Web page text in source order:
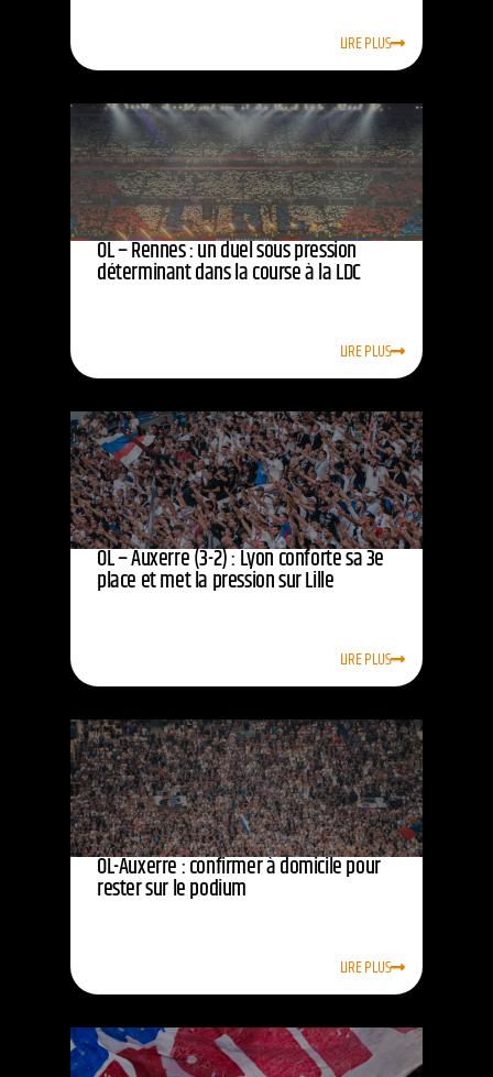
LIRE PLUS
OL – Rennes : un duel sous pression
déterminant dans la course à la LDC
LIRE PLUS
OL – Auxerre (3-2) : Lyon conforte sa 3e
place et met la pression sur Lille
LIRE PLUS
OL-Auxerre : confirmer à domicile pour
rester sur le podium
LIRE PLUS